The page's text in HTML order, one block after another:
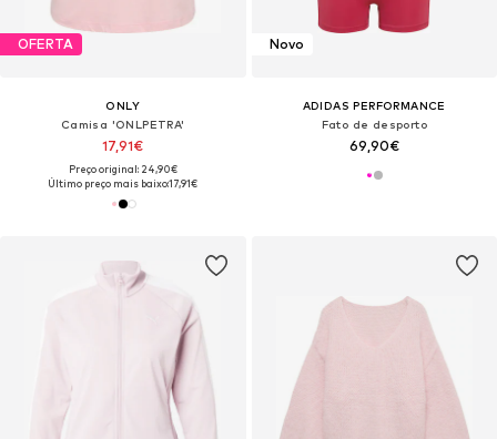
OFERTA
ONLY
Camisa 'ONLPETRA'
17,91€
Preço original: 24,90€
Último preço mais baixo:17,91€
Novo
ADIDAS PERFORMANCE
Fato de desporto
69,90€